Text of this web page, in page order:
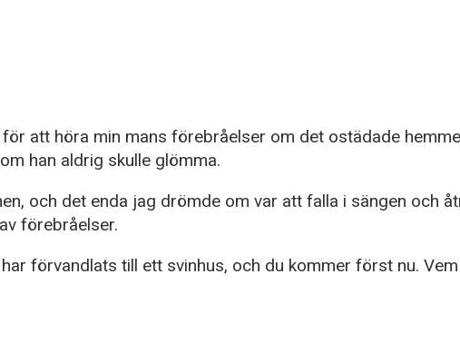
att höra min mans förebråelser om det ostädade
han aldrig skulle glömma.
och det enda jag drömde om var att falla i sängen och
förebråelser.
förvandlats till ett svinhus, och du kommer först nu.